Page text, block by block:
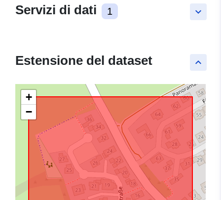
keyboard_arrow_down
Servizi di dati 1
keyboard_arrow_up
Estensione del dataset
+
−